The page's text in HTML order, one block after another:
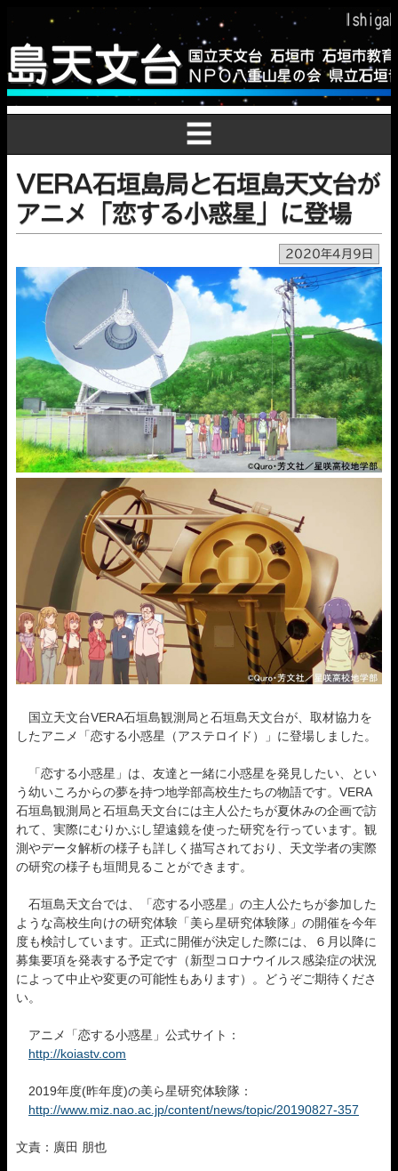
☰
VERA石垣島局と石垣島天文台が
アニメ「恋する小惑星」に登場
2020年4月9日
国立天文台VERA石垣島観測局と石垣島天文台が、取材協力を
したアニメ「恋する小惑星（アステロイド）」に登場しました。
「恋する小惑星」は、友達と一緒に小惑星を発見したい、とい
う幼いころからの夢を持つ地学部高校生たちの物語です。VERA
石垣島観測局と石垣島天文台には主人公たちが夏休みの企画で訪
れて、実際にむりかぶし望遠鏡を使った研究を行っています。観
測やデータ解析の様子も詳しく描写されており、天文学者の実際
の研究の様子も垣間見ることができます。
石垣島天文台では、「恋する小惑星」の主人公たちが参加した
ような高校生向けの研究体験「美ら星研究体験隊」の開催を今年
度も検討しています。正式に開催が決定した際には、６月以降に
募集要項を発表する予定です（新型コロナウイルス感染症の状況
によって中止や変更の可能性もあります）。どうぞご期待くださ
い。
アニメ「恋する小惑星」公式サイト：
http://koiastv.com
2019年度(昨年度)の美ら星研究体験隊：
http://www.miz.nao.ac.jp/content/news/topic/20190827-357
文責：廣田 朋也